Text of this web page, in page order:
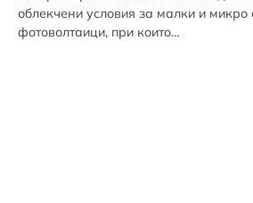
облекчени условия за малки и микро
фотоволтаици, при които…